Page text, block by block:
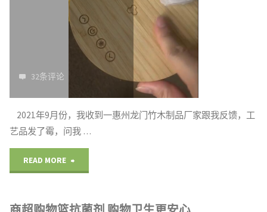
32条评论
2021年9月份，我收到一惠州龙门竹木制品厂家跟我反馈，工
艺品发了霉，问我 …
READ MORE